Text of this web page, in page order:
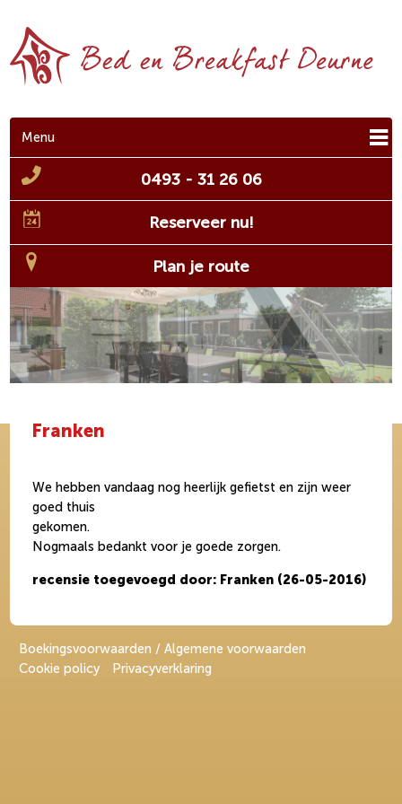
Menu
0493 - 31 26 06
Reserveer nu!
Plan je route
Franken
We hebben vandaag nog heerlijk gefietst en zijn weer
goed thuis
Nogmaals bedankt voor je goede zorgen.
recensie toegevoegd door: Franken (26-05-2016)
Boekingsvoorwaarden / Algemene voorwaarden
Cookie policy
Privacyverklaring